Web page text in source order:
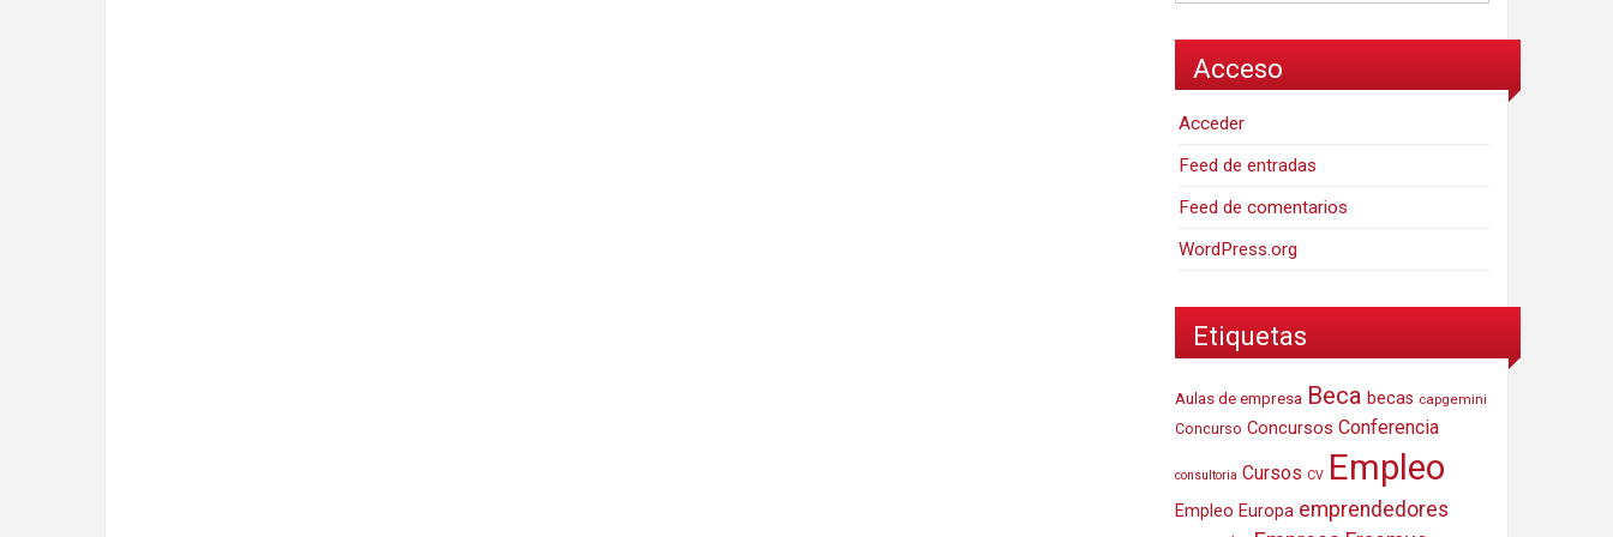
Acceso
Acceder
Feed de entradas
Feed de comentarios
WordPress.org
Etiquetas
Aulas de empresa Beca becas capgemini
Concurso Concursos Conferencia
consultoria Cursos CV Empleo
Empleo Europa emprendedores